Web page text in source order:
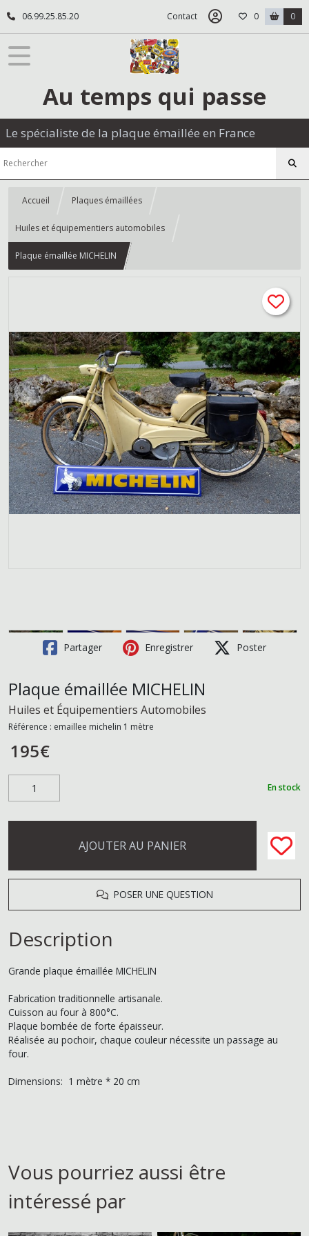
06.99.25.85.20 Contact 0 0
Au temps qui passe
Le spécialiste de la plaque émaillée en France
Accueil Plaques émaillées
Huiles et équipementiers automobiles
Plaque émaillée MICHELIN
Partager Enregistrer Poster
Plaque émaillée MICHELIN
Huiles et Équipementiers Automobiles
Référence : emaillee michelin 1 mètre
195€
En stock
AJOUTER AU PANIER
POSER UNE QUESTION
Description
Grande plaque émaillée MICHELIN
Fabrication traditionnelle artisanale.
Cuisson au four à 800°C.
Plaque bombée de forte épaisseur.
Réalisée au pochoir, chaque couleur nécessite un passage au
four.
Dimensions: 1 mètre * 20 cm
Vous pourriez aussi être
intéressé par